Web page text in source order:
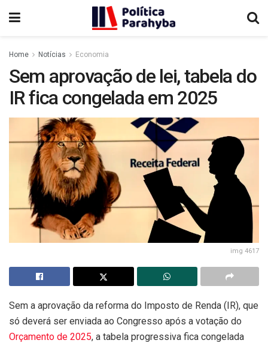
Home Notícias Economia
Sem aprovação de lei, tabela do
IR fica congelada em 2025
img 4617
Sem a aprovação da reforma do Imposto de Renda (IR), que
só deverá ser enviada ao Congresso após a votação do
Orçamento de 2025, a tabela progressiva fica congelada